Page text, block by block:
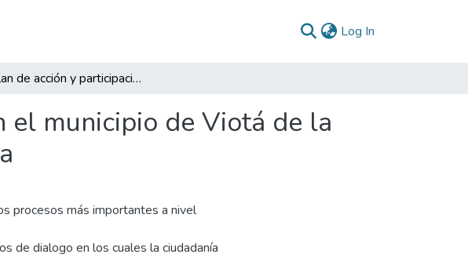
Log In
Plan de acción y participación comunal en el municipio de Viotá de la alcaldía municipal de Viotá-Cundinamarca
el municipio de Viotá de la
procesos más importantes a nivel
de dialogo en los cuales la ciudadanía